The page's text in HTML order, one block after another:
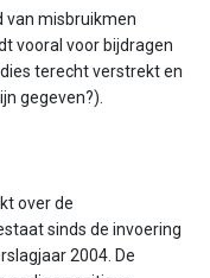
van misbruikmen
vooral voor bijdragen
terecht verstrekt en
gegeven?).
over de
sinds de invoering
2004. De